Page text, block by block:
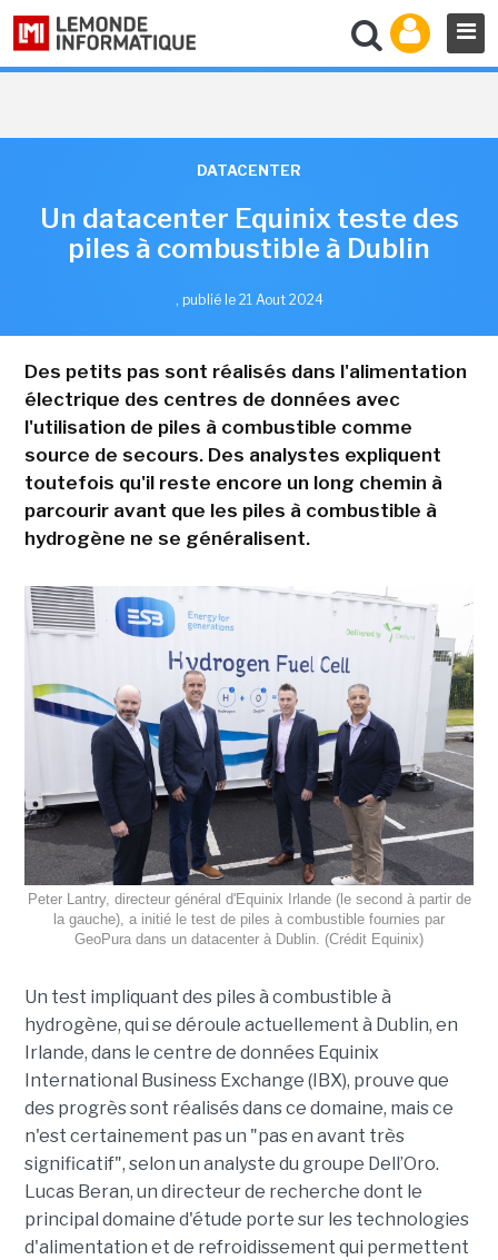
DATACENTER
Un datacenter Equinix teste des
piles à combustible à Dublin
, publié le 21 Aout 2024
Des petits pas sont réalisés dans l'alimentation
électrique des centres de données avec
l'utilisation de piles à combustible comme
source de secours. Des analystes expliquent
toutefois qu'il reste encore un long chemin à
parcourir avant que les piles à combustible à
hydrogène ne se généralisent.
Peter Lantry, directeur général d'Equinix Irlande (le second à partir de
la gauche), a initié le test de piles à combustible fournies par
GeoPura dans un datacenter à Dublin. (Crédit Equinix)
Un test impliquant des piles à combustible à
hydrogène, qui se déroule actuellement à Dublin, en
Irlande, dans le centre de données Equinix
International Business Exchange (IBX), prouve que
des progrès sont réalisés dans ce domaine, mais ce
n'est certainement pas un "pas en avant très
significatif", selon un analyste du groupe Dell’Oro.
Lucas Beran, un directeur de recherche dont le
principal domaine d'étude porte sur les technologies
d'alimentation et de refroidissement qui permettent